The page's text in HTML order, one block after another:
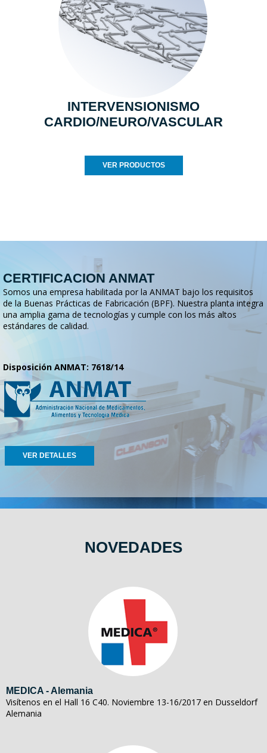
INTERVENSIONISMO
CARDIO/NEURO/VASCULAR
VER PRODUCTOS
CERTIFICACION ANMAT
Somos una empresa habilitada por la ANMAT bajo los requisitos
de la Buenas Prácticas de Fabricación (BPF). Nuestra planta integra
una amplia gama de tecnologías y cumple con los más altos
estándares de calidad.
Disposición ANMAT: 7618/14
VER DETALLES
NOVEDADES
MEDICA - Alemania
Visítenos en el Hall 16 C40. Noviembre 13-16/2017 en Dusseldorf
Alemania